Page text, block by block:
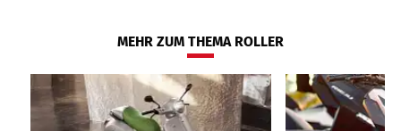
MEHR ZUM THEMA ROLLER